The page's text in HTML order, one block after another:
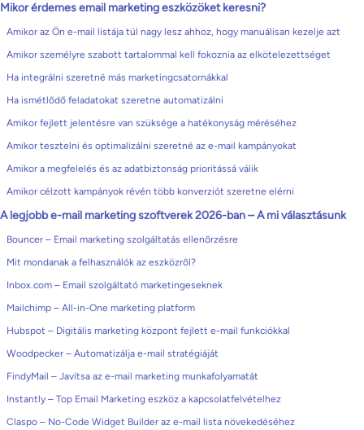
Mikor érdemes email marketing eszközöket keresni?
Amikor az Ön e-mail listája túl nagy lesz ahhoz, hogy manuálisan kezelje azt
Amikor személyre szabott tartalommal kell fokoznia az elkötelezettséget
Ha integrálni szeretné más marketingcsatornákkal
Ha ismétlődő feladatokat szeretne automatizálni
Amikor fejlett jelentésre van szüksége a hatékonyság méréséhez
Amikor tesztelni és optimalizálni szeretné az e-mail kampányokat
Amikor a megfelelés és az adatbiztonság prioritássá válik
Amikor célzott kampányok révén több konverziót szeretne elérni
A legjobb e-mail marketing szoftverek 2026-ban – A mi választásunk
Bouncer – Email marketing szolgáltatás ellenőrzésre
Mit mondanak a felhasználók az eszközről?
Inbox.com – Email szolgáltató marketingeseknek
Mailchimp – All-in-One marketing platform
Hubspot – Digitális marketing központ fejlett e-mail funkciókkal
Woodpecker – Automatizálja e-mail stratégiáját
FindyMail – Javítsa az e-mail marketing munkafolyamatát
Instantly – Top Email Marketing eszköz a kapcsolatfelvételhez
Claspo – No-Code Widget Builder az e-mail lista növekedéséhez